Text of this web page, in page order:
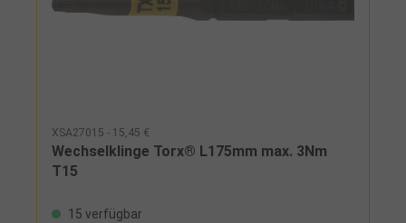
XSA27015 - 15,45 €
Wechselklinge Torx® L175mm max. 3Nm
T15
15 verfügbar